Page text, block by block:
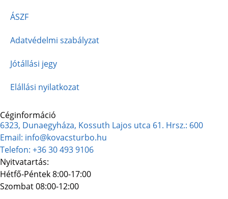
ÁSZF
Adatvédelmi szabályzat
Jótállási jegy
Elállási nyilatkozat
Céginformáció
6323, Dunaegyháza, Kossuth Lajos utca 61. Hrsz.: 600
Email: info@kovacsturbo.hu
Telefon: +36 30 493 9106
Nyitvatartás:
Hétfő-Péntek 8:00-17:00
Szombat 08:00-12:00